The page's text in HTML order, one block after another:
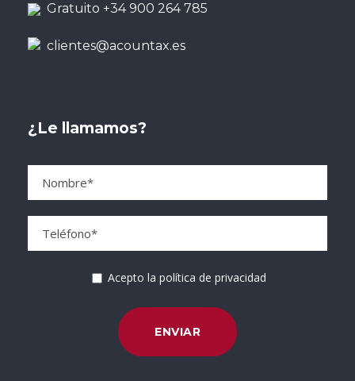
Gratuito +34 900 264 785
clientes@acountax.es
¿Le llamamos?
Acepto la política de privacidad